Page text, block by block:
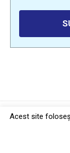
Acest site